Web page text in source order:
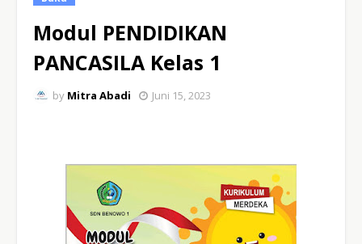
Modul PENDIDIKAN
PANCASILA Kelas 1
by Mitra Abadi Juni 15, 2023